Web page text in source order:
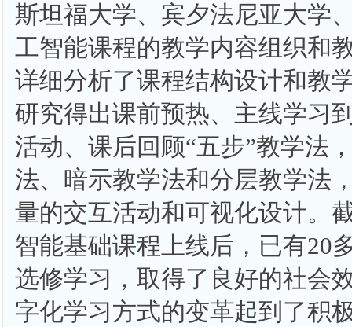
斯坦福大学、宾夕法尼亚大学
工智能课程的教学内容组织和
详细分析了课程结构设计和教
研究得出课前预热、主线学习
活动、课后回顾“五步”教学法
法、暗示教学法和分层教学法
量的交互活动和可视化设计。
智能基础课程上线后，已有20
选修学习，取得了良好的社会
字化学习方式的变革起到了积